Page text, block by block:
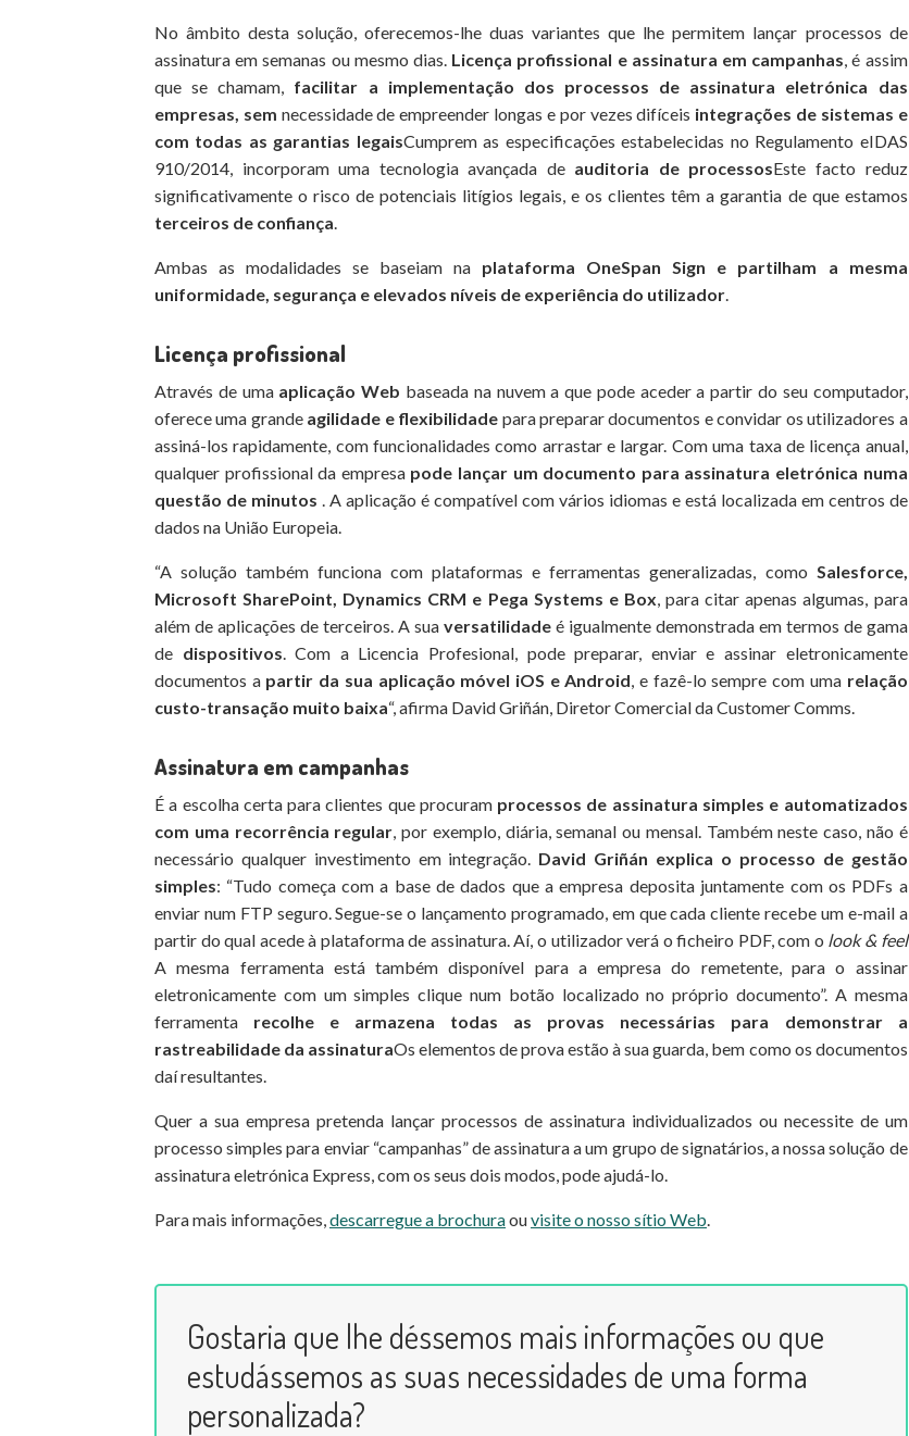
No âmbito desta solução, oferecemos-lhe duas variantes que lhe permitem lançar processos de
assinatura em semanas ou mesmo dias. Licença profissional e assinatura em campanhas, é assim
que se chamam, facilitar a implementação dos processos de assinatura eletrónica das
empresas, sem necessidade de empreender longas e por vezes difíceis integrações de sistemas e
com todas as garantias legaisCumprem as especificações estabelecidas no Regulamento eIDAS
910/2014, incorporam uma tecnologia avançada de auditoria de processosEste facto reduz
significativamente o risco de potenciais litígios legais, e os clientes têm a garantia de que estamos
terceiros de confiança.
Ambas as modalidades se baseiam na plataforma OneSpan Sign e partilham a mesma
uniformidade, segurança e elevados níveis de experiência do utilizador.
Licença profissional
Através de uma aplicação Web baseada na nuvem a que pode aceder a partir do seu computador,
oferece uma grande agilidade e flexibilidade para preparar documentos e convidar os utilizadores a
assiná-los rapidamente, com funcionalidades como arrastar e largar. Com uma taxa de licença anual,
qualquer profissional da empresapode lançar um documento para assinatura eletrónica numa
questão de minutos . A aplicação é compatível com vários idiomas e está localizada em centros de
dados na União Europeia.
“A solução também funciona com plataformas e ferramentas generalizadas, como Salesforce,
Microsoft SharePoint, Dynamics CRM e Pega Systems e Box, para citar apenas algumas, para
além de aplicações de terceiros. A sua versatilidadeé igualmente demonstrada em termos de gama
de dispositivos. Com a Licencia Profesional, pode preparar, enviar e assinar eletronicamente
documentos a partir da sua aplicação móvel iOS e Android, e fazê-lo sempre com uma relação
custo-transação muito baixa“, afirma David Griñán, Diretor Comercial da Customer Comms.
Assinatura em campanhas
É a escolha certa para clientes que procuram processos de assinatura simples e automatizados
com uma recorrência regular, por exemplo, diária, semanal ou mensal. Também neste caso, não é
necessário qualquer investimento em integração. David Griñán explica o processo de gestão
simples: “Tudo começa com a base de dados que a empresa deposita juntamente com os PDFs a
enviar num FTP seguro. Segue-se o lançamento programado, em que cada cliente recebe um e-mail a
partir do qual acede à plataforma de assinatura. Aí, o utilizador verá o ficheiro PDF, com o look & feel
A mesma ferramenta está também disponível para a empresa do remetente, para o assinar
eletronicamente com um simples clique num botão localizado no próprio documento”. A mesma
ferramenta recolhe e armazena todas as provas necessárias para demonstrar a
rastreabilidade da assinaturaOs elementos de prova estão à sua guarda, bem como os documentos
daí resultantes.
Quer a sua empresa pretenda lançar processos de assinatura individualizados ou necessite de um
processo simples para enviar “campanhas” de assinatura a um grupo de signatários, a nossa solução de
assinatura eletrónica Express, com os seus dois modos, pode ajudá-lo.
Para mais informações,descarregue a brochuraouvisite o nosso sítio Web.
Gostaria que lhe déssemos mais informações ou que
estudássemos as suas necessidades de uma forma
personalizada?